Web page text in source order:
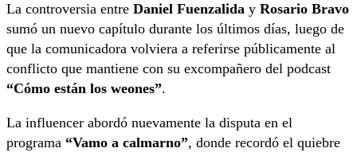
La controversia entre Daniel Fuenzalida y Rosario Bravo
sumó un nuevo capítulo durante los últimos días, luego de
que la comunicadora volviera a referirse públicamente al
conflicto que mantiene con su excompañero del podcast
“Cómo están los weones”.
La influencer abordó nuevamente la disputa en el
programa “Vamo a calmarno”, donde recordó el quiebre